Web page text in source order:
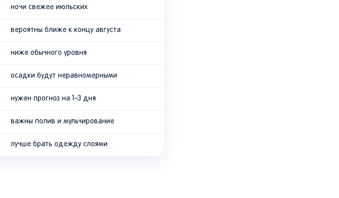
ночи свежее июльских
вероятны ближе к концу августа
ниже обычного уровня
осадки будут неравномерными
нужен прогноз на 1–3 дня
важны полив и мульчирование
лучше брать одежду слоями